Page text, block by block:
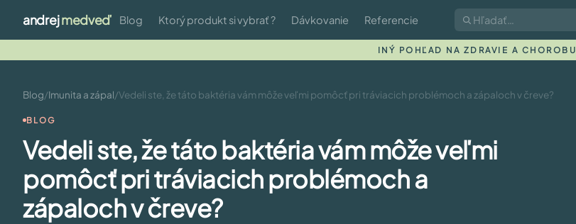
andrejmedveď Blog Ktorý produkt si vybrať ? Dávkovanie Referencie
INÝ POHĽAD NA ZDRAVIE A CHOROBU
Blog/Imunita a zápal/Vedeli ste, že táto baktéria vám môže veľmi pomôcť pri tráviacich problémoch a zápaloch v čreve?
BLOG
Vedeli ste, že táto baktéria vám môže veľmi
pomôcť pri tráviacich problémoch a
zápaloch v čreve?